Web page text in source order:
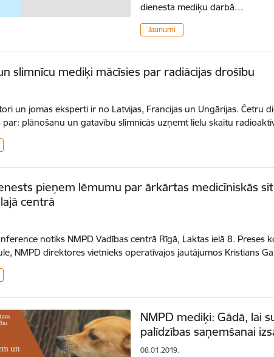
dienesta mediķu darbā…
Jaunumi
slimnīcu mediķi mācīsies par radiācijas drošību
un jomas eksperti ir no Latvijas, Francijas un Ungārijas. Četru
par: plānošanu un gatavību slimnīcās uzņemt lielu skaitu
pieņem lēmumu par ārkārtas medicīniskās
centrā
notiks NMPD Vadības centrā Rīgā, Laktas ielā 8. Preses
NMPD direktores vietnieks operatīvajos jautājumos Kristians
NMPD mediķi: Gādā, lai
palīdzības saņemšanai
08.01.2019.